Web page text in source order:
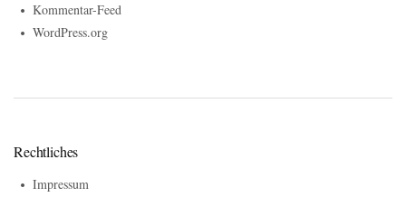
Kommentar-Feed
WordPress.org
Rechtliches
Impressum